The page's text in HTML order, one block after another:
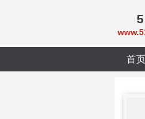
首页